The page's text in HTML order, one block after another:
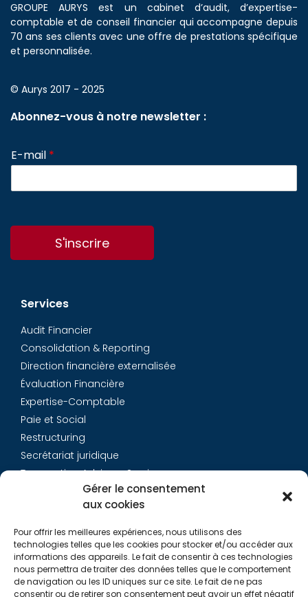
Gérer le consentement
aux cookies
Pour offrir les meilleures expériences, nous utilisons des
technologies telles que les cookies pour stocker et/ou accéder aux
informations des appareils. Le fait de consentir à ces technologies
nous permettra de traiter des données telles que le comportement
de navigation ou les ID uniques sur ce site. Le fait de ne pas
consentir ou de retirer son consentement peut avoir un effet négatif
GROUPE AURYS est un cabinet d’audit, d’expertise-
comptable et de conseil financier qui accompagne depuis
70 ans ses clients avec une offre de prestations spécifique
et personnalisée.
© Aurys 2017 - 2025
Abonnez-vous à notre newsletter :
E-mail *
S'inscrire
Services
Audit Financier
Consolidation & Reporting
Direction financière externalisée
Évaluation Financière
Expertise-Comptable
Paie et Social
Restructuring
Secrétariat juridique
Transaction Advisory Services
Équipe
Carrières
Contact